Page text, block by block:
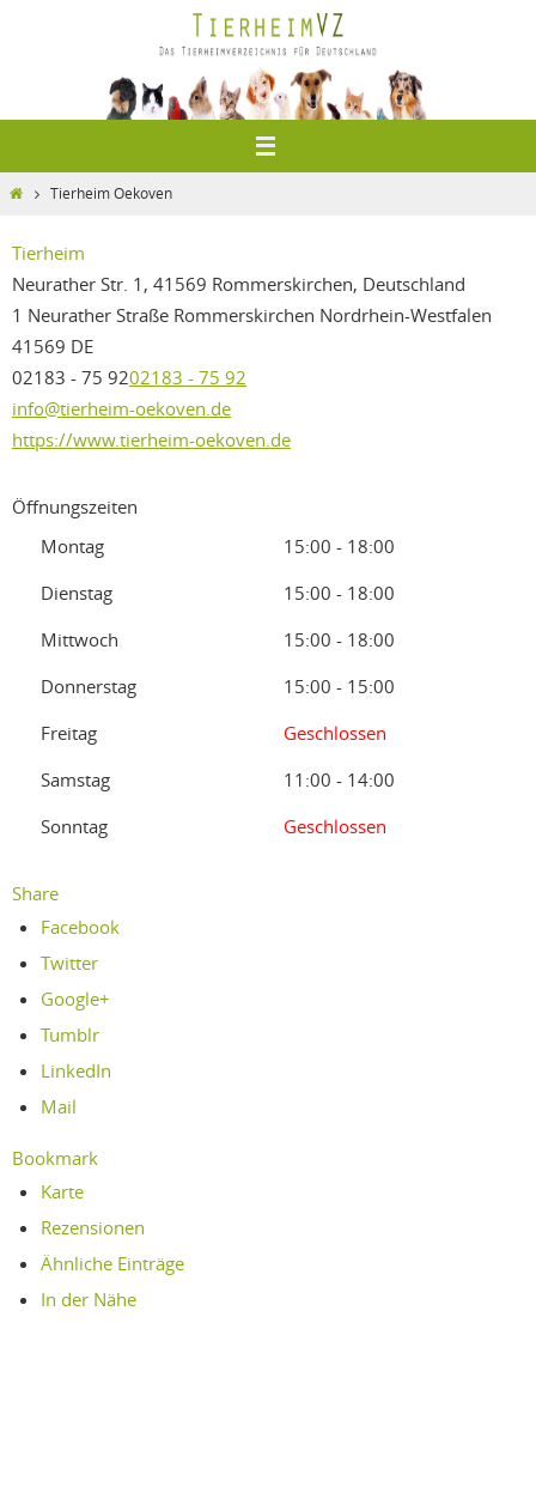
HomeTierheim Oekoven
Tierheim
Neurather Str. 1, 41569 Rommerskirchen, Deutschland
1 Neurather Straße Rommerskirchen Nordrhein-Westfalen
41569 DE
02183 - 75 9202183 - 75 92
info@tierheim-oekoven.de
https://www.tierheim-oekoven.de
Öffnungszeiten
Montag
15:00 - 18:00
Dienstag
15:00 - 18:00
Mittwoch
15:00 - 18:00
Donnerstag
15:00 - 15:00
Freitag
Geschlossen
Samstag
11:00 - 14:00
Sonntag
Geschlossen
Share
Facebook
Twitter
Google+
Tumblr
LinkedIn
Mail
Bookmark
Karte
Rezensionen
Ähnliche Einträge
In der Nähe